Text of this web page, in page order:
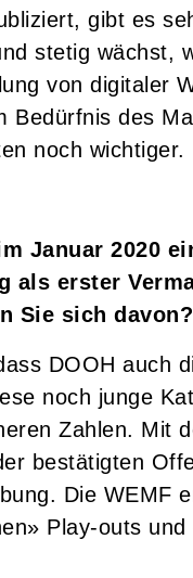
gibt es
stetig wächst,
von digitaler
Bedürfnis des
noch wichtiger.
Januar 2020
als erster
Sie sich davon?
DOOH auch
noch junge
Zahlen. Mit
bestätigten
Die WEMF
Play-outs